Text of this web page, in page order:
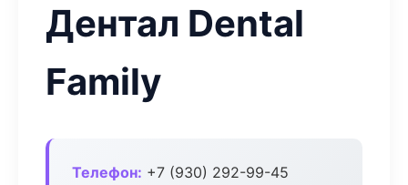
Дентал Dental
Family
Телефон: +7 (930) 292-99-45